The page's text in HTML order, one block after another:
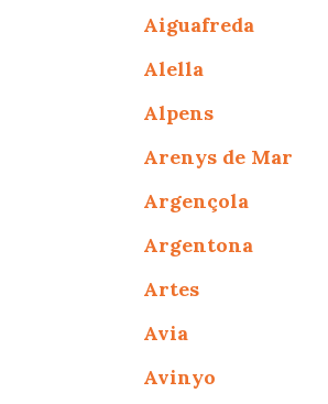
Aiguafreda
Alella
Alpens
Arenys de Mar
Argençola
Argentona
Artes
Avia
Avinyo